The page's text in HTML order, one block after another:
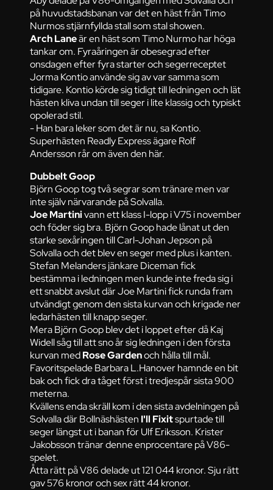
på huvudstadsbanan var det en häst från Timo
Nurmos stjärnfyllda stall som stal showen.
Arch Laneär en häst som Timo Nurmo har höga
tankar om. Fyraåringen är obesegrad efter
onsdagen efter fyra starter och segerreceptet
Jorma Kontio använde sig av var samma som
tidigare. Kontio körde sig tidigt till ledningen och lät
hästen kliva undan till seger i lite klassig och typiskt
opolerad stil.
- Han bara leker som det är nu, sa Kontio.
Superhästen Readly Express ägare Rolf
Andersson rår om även den här.
Dubbelt Goop
Björn Goop tog två segrar som tränare men var
inte själv närvarande på Solvalla.
Joe Martinivann ett klass I-lopp i V75 i november
och föder sig bra. Björn Goop hade lånat ut den
starke sexåringen till Carl-Johan Jepson på
Solvalla och det blev en seger med plus i kanten.
Stefan Melanders jänkare Diceman fick
bestämma i ledningen men kunde inte freda sig i
ett snabbt avslut där Joe Martini fick runda fram
utvändigt genom den sista kurvan och krigade ner
ledarhästen till knapp seger.
Mera Björn Goop blev det i loppet efter då Kaj
Widell såg till att sno år sig ledningen i den första
kurvan medRose Gardenoch hålla till mål.
Favoritspelade Barbara L.Hanover hamnde en bit
bak och fick dra tåget först i tredjespår sista 900
meterna.
Kvällens enda skräll kom i den sista avdelningen på
Solvalla där Bollnäshästen I'll Fixitspurtade till
seger längst ut i banan för Ulf Eriksson. Krister
Jakobsson tränar denne enprocentare på V86-
spelet.
Åtta rätt på V86 delade ut 121 044 kronor. Sju rätt
gav 576 kronor och sex rätt 44 kronor.